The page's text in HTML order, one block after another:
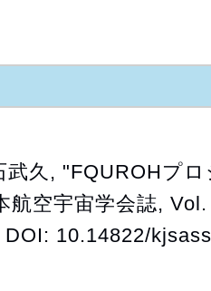
武久, "FQUROHプ
航空宇宙学会誌,
DOI: 10.14822/